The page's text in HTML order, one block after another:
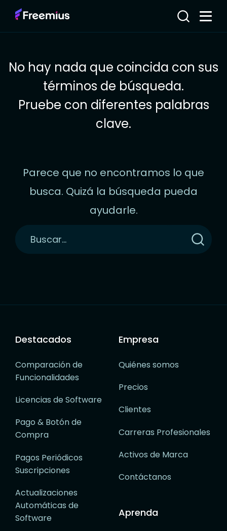
No hay nada que coincida con sus
términos de búsqueda.
Pruebe con diferentes palabras
clave.
Parece que no encontramos lo que
busca. Quizá la búsqueda pueda
ayudarle.
Haga
Destacados
Comparación de
Funcionalidades
Licencias de Software
Pago & Botón de
Compra
Pagos Periódicos
Suscripciones
Actualizaciones
Automáticas de
Software
Empresa
Quiénes somos
Precios
Clientes
Carreras Profesionales
Activos de Marca
Contáctanos
Aprenda